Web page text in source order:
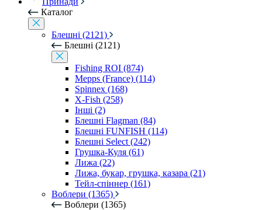
Каталог
Блешні (2121)
Блешні (2121)
Fishing ROI (874)
Mepps (France) (114)
Spinnex (168)
X-Fish (258)
Інші (2)
Блешні Flagman (84)
Блешні FUNFISH (114)
Блешні Select (242)
Грушка-Куля (61)
Лижа (22)
Лижа, букар, грушка, казара (21)
Тейл-спіннер (161)
Воблери (1365)
Воблери (1365)